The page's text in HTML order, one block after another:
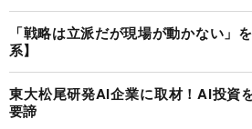
「戦略は立派だが現場が動かない」
系】
東大松尾研発AI企業に取材！AI投資
要諦